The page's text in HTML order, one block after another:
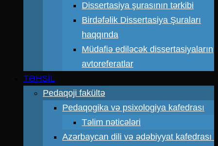
Dissertasiya şurasının tərkibi
Birdəfəlik Dissertasiya Şuraları
haqqında
Müdafiə ediləcək dissertasiyaların
avtoreferatlar
TƏHSİL
Pedaqoji fakültə
Pedaqogika və psixologiya kafedrası
Təlim nəticələri
Azərbaycan dili və ədəbiyyat kafedrası